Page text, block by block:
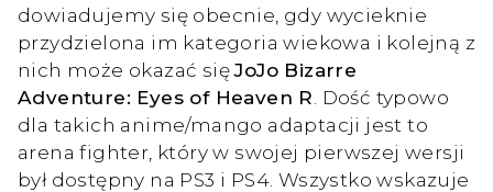
dowiadujemy się obecnie, gdy wycieknie
przydzielona im kategoria wiekowa i kolejną z
nich może okazać sięJoJo Bizarre
Adventure: Eyes of Heaven R . Dość typowo
dla takich anime/mango adaptacji jest to
arena fighter, który w swojej pierwszej wersji
był dostępny na PS3 i PS4. Wszystko wskazuje